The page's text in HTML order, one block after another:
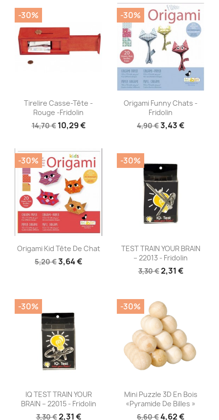
Aperçu rapide
Tirelire Casse-Tête -
Rouge -Fridolin
14,70 € 10,29 €
-30%
Aperçu rapide
Origami Funny Chats -
Fridolin
4,90 €3,43 €
-30%
Aperçu rapide
Origami Kid Tête De Chat
5,20 €3,64 €
-30%
Aperçu rapide
TEST TRAIN YOUR BRAIN
– 22013 - Fridolin
3,30 €2,31 €
-30%
Aperçu rapide
IQ TEST TRAIN YOUR
BRAIN – 22015 - Fridolin
3,30 €2,31 €
-30%
Aperçu rapide
Mini Puzzle 3D En Bois
«pyramide De Billes »
6,60 €4,62 €
-30%